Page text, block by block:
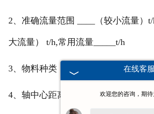
2、准确流量范围 ____（较小流量）
大流量） t/h,常用流量_____t/h
3、物料种类：粒度____ 比重 ____
4、轴中心距离：____
在线客服
欢迎您的咨询，期